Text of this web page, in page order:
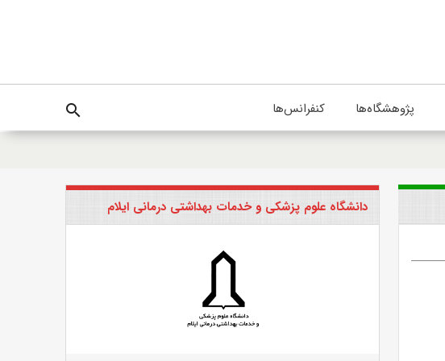
پژوهشگاه‌ها کنفرانس‌ها search
دانشگاه علوم پزشکی و خدمات بهداشتی درمانی ایلام